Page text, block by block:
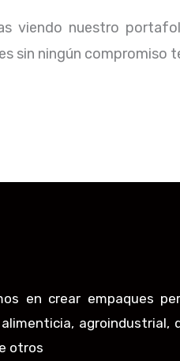
viendo nuestro
sin ningún compromiso
en crear empaques
agroindustrial,
otros